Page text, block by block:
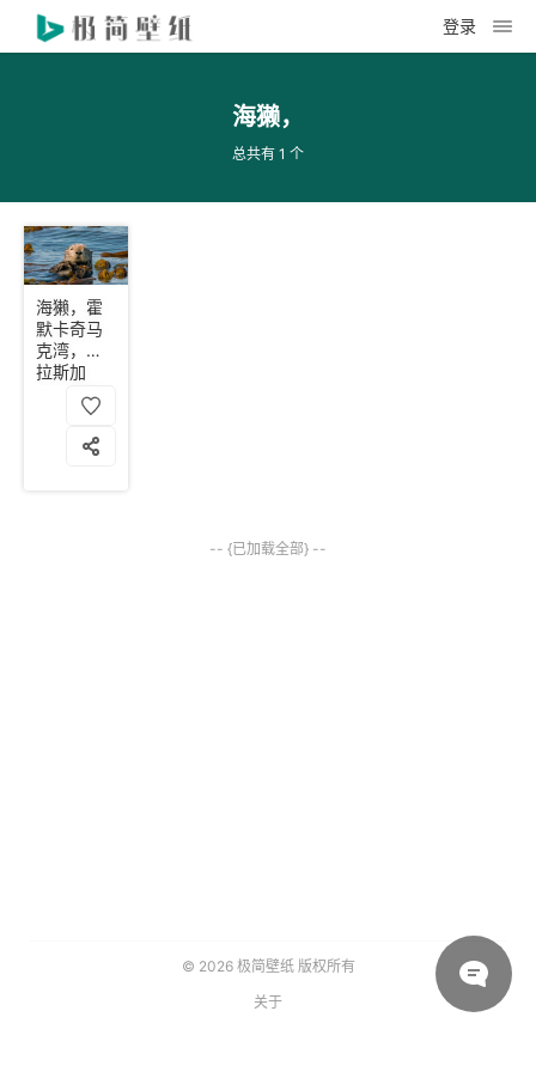
登录
海獭，
总共有 1 个
海獭，霍
默卡奇马
克湾，阿
拉斯加
州，美国
-- {已加载全部} --
© 2026 极简壁纸版权所有
关于